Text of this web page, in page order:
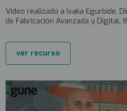
Vídeo realizado a Ixaka Egurbide,
de Fabricación Avanzada y Digital,
ver recurso